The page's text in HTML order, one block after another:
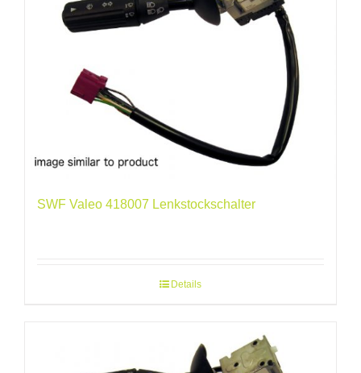
SWF Valeo 418007 Lenkstockschalter
Details